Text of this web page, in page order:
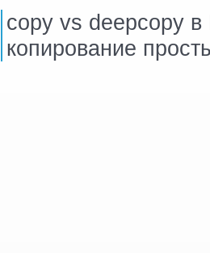
copy vs deepcopy в
копирование